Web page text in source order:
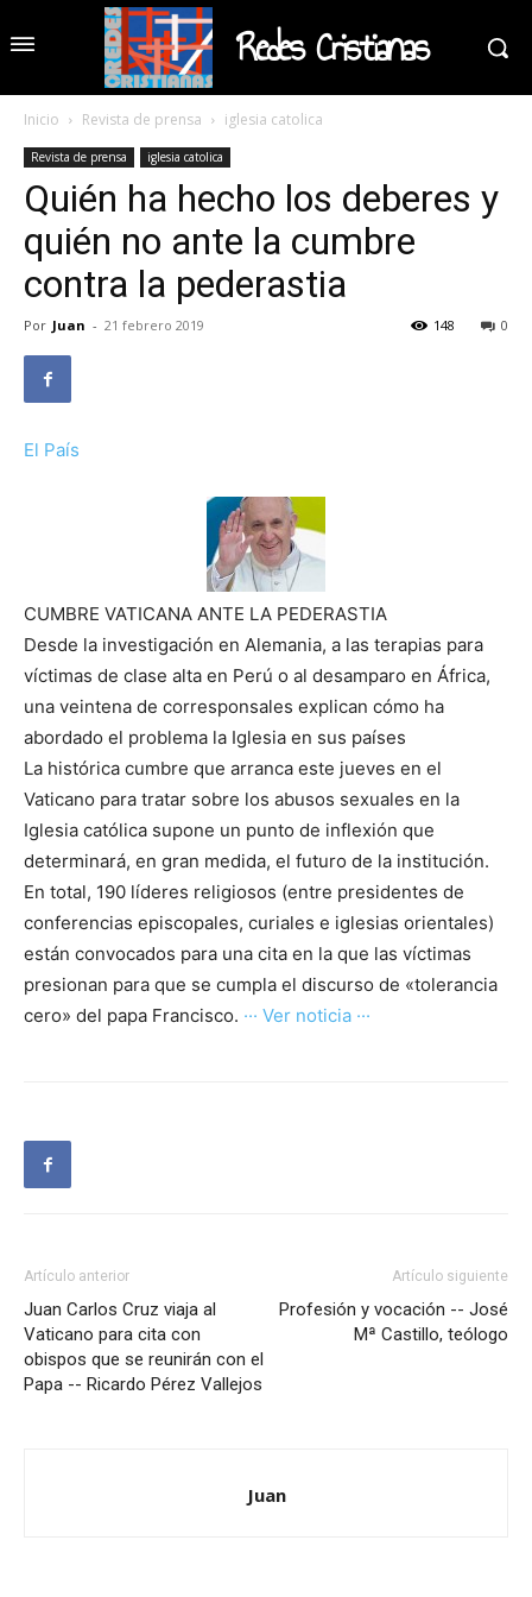
Redes Cristianas
Inicio Revista de prensa iglesia catolica
Revista de prensa iglesia catolica
Quién ha hecho los deberes y
quién no ante la cumbre
contra la pederastia
Por Juan - 21 febrero 2019 0
148
El País
CUMBRE VATICANA ANTE LA PEDERASTIA
Desde la investigación en Alemania, a las terapias para
víctimas de clase alta en Perú o al desamparo en África,
una veintena de corresponsales explican cómo ha
abordado el problema la Iglesia en sus países
La histórica cumbre que arranca este jueves en el
Vaticano para tratar sobre los abusos sexuales en la
Iglesia católica supone un punto de inflexión que
determinará, en gran medida, el futuro de la institución.
En total, 190 líderes religiosos (entre presidentes de
conferencias episcopales, curiales e iglesias orientales)
están convocados para una cita en la que las víctimas
presionan para que se cumpla el discurso de «tolerancia
cero» del papa Francisco. ··· Ver noticia ···
Artículo anterior
Juan Carlos Cruz viaja al
Vaticano para cita con
obispos que se reunirán con el
Papa -- Ricardo Pérez Vallejos
Artículo siguiente
Profesión y vocación -- José
Mª Castillo, teólogo
Juan